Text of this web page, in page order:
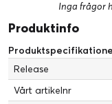
Inga frågor
Produktinfo
Release
Vårt artikelnr